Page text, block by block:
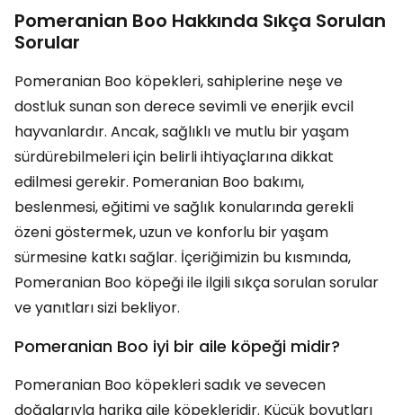
Pomeranian Boo Hakkında Sıkça Sorulan
Sorular
Pomeranian Boo köpekleri, sahiplerine neşe ve
dostluk sunan son derece sevimli ve enerjik evcil
hayvanlardır. Ancak, sağlıklı ve mutlu bir yaşam
sürdürebilmeleri için belirli ihtiyaçlarına dikkat
edilmesi gerekir. Pomeranian Boo bakımı,
beslenmesi, eğitimi ve sağlık konularında gerekli
özeni göstermek, uzun ve konforlu bir yaşam
sürmesine katkı sağlar. İçeriğimizin bu kısmında,
Pomeranian Boo köpeği ile ilgili sıkça sorulan sorular
ve yanıtları sizi bekliyor.
Pomeranian Boo iyi bir aile köpeği midir?
Pomeranian Boo köpekleri sadık ve sevecen
doğalarıyla harika aile köpekleridir. Küçük boyutları